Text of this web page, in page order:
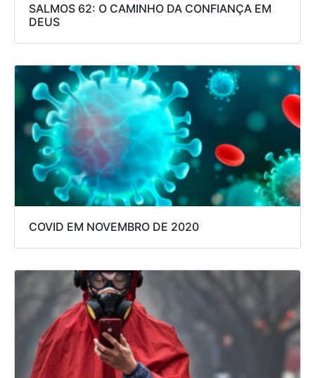
SALMOS 62: O CAMINHO DA CONFIANÇA EM
DEUS
COVID EM NOVEMBRO DE 2020